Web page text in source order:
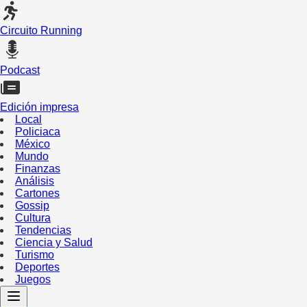
Circuito Running
Podcast
Edición impresa
Local
Policiaca
México
Mundo
Finanzas
Análisis
Cartones
Gossip
Cultura
Tendencias
Ciencia y Salud
Turismo
Deportes
Juegos